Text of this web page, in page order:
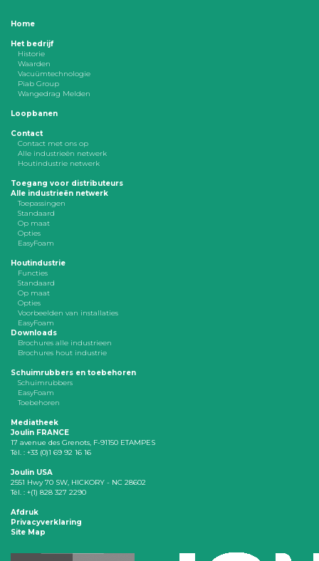
Home
Het bedrijf
Historie
Waarden
Vacuümtechnologie
Piab Group
Wangedrag Melden
Loopbanen
Contact
Contact met ons op
Alle industrieën netwerk
Houtindustrie netwerk
Toegang voor distributeurs
Alle industrieën netwerk
Toepassingen
Standaard
Op maat
Opties
EasyFoam
Houtindustrie
Functies
Standaard
Op maat
Opties
Voorbeelden van installaties
EasyFoam
Downloads
Brochures alle industrieen
Brochures hout industrie
Schuimrubbers en toebehoren
Schuimrubbers
EasyFoam
Toebehoren
Mediatheek
Joulin FRANCE
17 avenue des Grenots, F-91150 ETAMPES
Tél. : +33 (0)1 69 92 16 16
Joulin USA
2551 Hwy 70 SW, HICKORY - NC 28602
Tél. : +(1) 828 327 2290
Afdruk
Privacyverklaring
Site Map